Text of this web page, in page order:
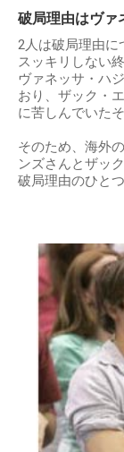
破局理由はヴァ
2人は破局理由に
スッキリしない
ヴァネッサ・ハ
おり、ザック・
に苦しんでいたそ
そのため、海外
ンズさんとザッ
破局理由のひと